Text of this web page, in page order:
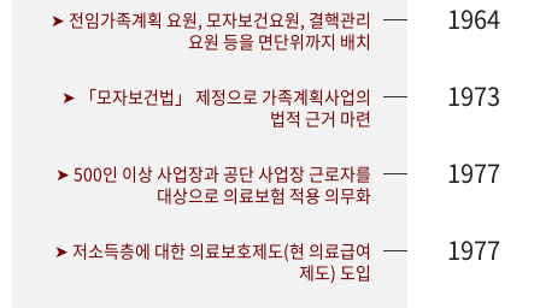
➤ 전임가족계획 요원, 모자보건요원, 결핵관리
요원 등을 면단위까지 배치
1964
➤ 「모자보건법」 제정으로 가족계획사업의
법적 근거 마련
1973
➤ 500인 이상 사업장과 공단 사업장 근로자를
대상으로 의료보험 적용 의무화
1977
➤ 저소득층에 대한 의료보호제도(현 의료급여
제도) 도입
1977